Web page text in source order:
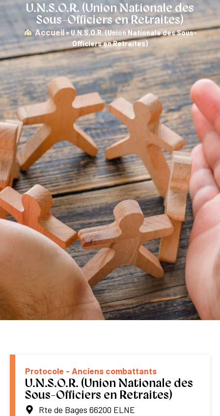
U.N.S.O.R. (Union Nationale des
Sous-Officiers en Retraites)
︎ Accueil »U.N.S.O.R. (Union Nationale des Sous-
Officiers en Retraites)
Protocole - Anciens combattants
U.N.S.O.R. (Union Nationale des
Sous-Officiers en Retraites)
Rte de Bages 66200 ELNE